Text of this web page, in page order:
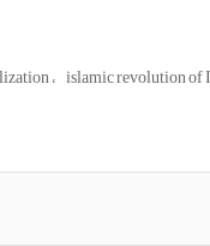
islamic revolution of